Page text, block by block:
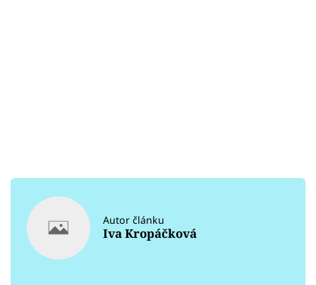
Autor článku
Iva Kropáčková